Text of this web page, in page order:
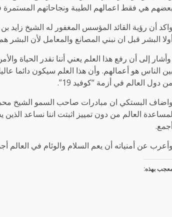
بعضهم هي فقط اعمالهم الطيبة ونجاحاتهم المستمرة
واكد أن رؤية القائد المؤسس المغفور له الشيخ زايد
البشر قبل ان نبني المصانع والمعامل لأن البشر
وأشار إلى أن رفع هذا العلم يعني أننا نقدر الحياة
بين الناس هو أعمالهم. وأن هذا العلم سيكون دائما
من دول العالم في أزمة “كوفيد 19”.
واضاف البستكي ان مبادرات صاحب السمو الشيخ
لمساعدة العالم من دون تمييز اثبتت اننا نساعد
وأعرب عن أمنياته أن يعم السلام والوئام في العالم
بهذه: